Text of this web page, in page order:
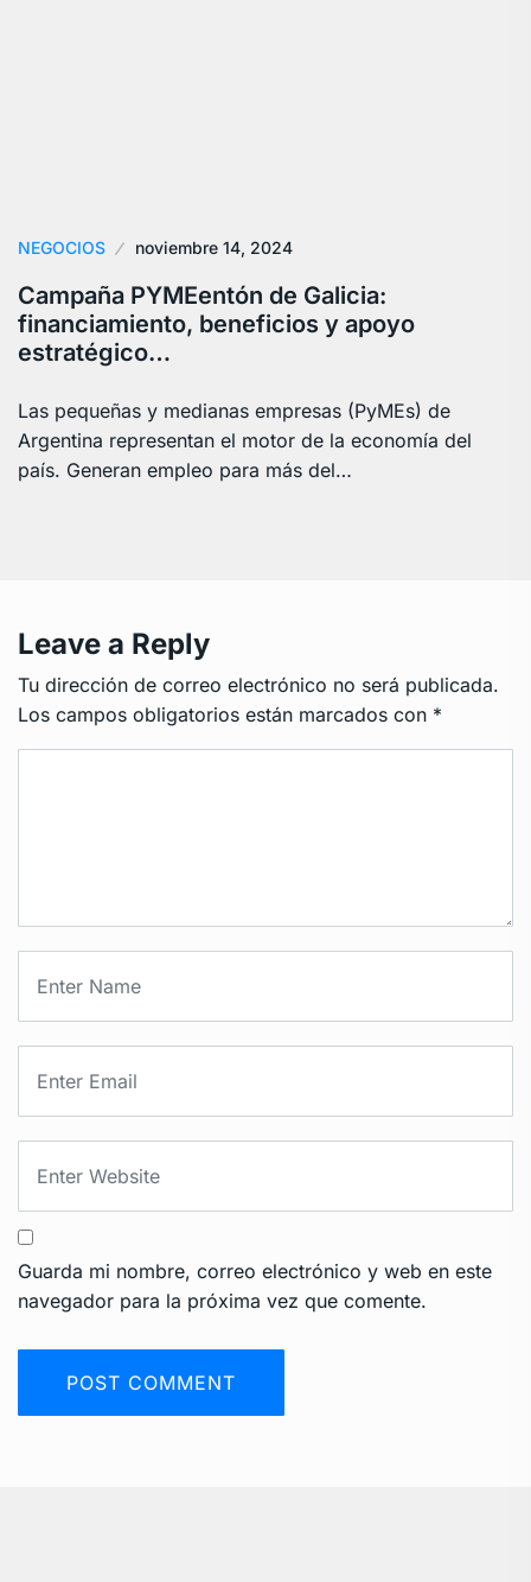
NEGOCIOS noviembre 14, 2024
Campaña PYMEentón de Galicia:
financiamiento, beneficios y apoyo
estratégico…
Las pequeñas y medianas empresas (PyMEs) de
Argentina representan el motor de la economía del
país. Generan empleo para más del…
Leave a Reply
Tu dirección de correo electrónico no será publicada.
Los campos obligatorios están marcados con *
Guarda mi nombre, correo electrónico y web en este
navegador para la próxima vez que comente.